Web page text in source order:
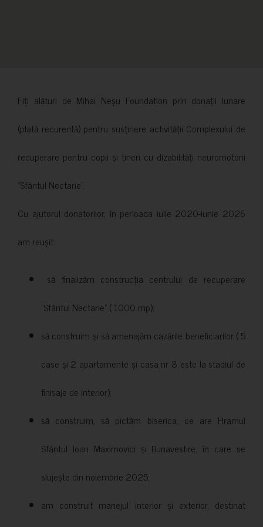
Fiți alături de Mihai Neșu Foundation prin donații lunare
(plată recurentă) pentru susținere activității Complexului de
recuperare pentru copii și tineri cu dizabilități neuromotorii
”Sfântul Nectarie”.
Cu ajutorul donatorilor, în perioada iulie 2020-iunie 2026
am reușit:
să finalizăm construcția centrului de recuperare
”Sfântul Nectarie” ( 1000 mp);
să construim și să amenajăm cazările beneficiarilor ( 5
case și 2 apartamente și casa nr 8 este la stadiul de
finisaje de interior);
să construim, să pictăm biserica, ce are Hramul
Sfântul Ioan Maximovici și Bunavestire, în care se
slujește din noiembrie 2025;
am construit manejul interior și exterior, destinat